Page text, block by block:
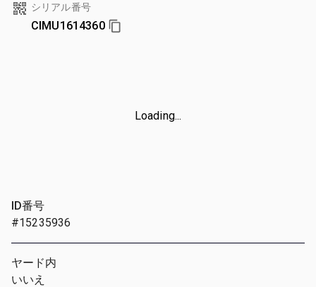
シリアル番号
CIMU1614360
Loading...
ID番号
#15235936
ヤード内
いいえ